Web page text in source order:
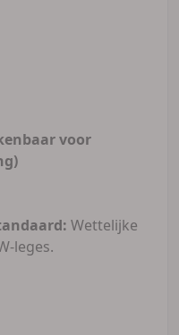
voor
Wettelijke
leges.